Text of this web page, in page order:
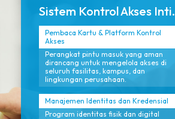
Sistem Kontrol Akses Inti.
Pembaca Kartu & Platform Kontrol
Akses
Perangkat pintu masuk yang aman
dirancang untuk mengelola akses di
seluruh fasilitas, kampus, dan
lingkungan perusahaan.
Manajemen Identitas dan Kredensial
Program identitas fisik dan digital